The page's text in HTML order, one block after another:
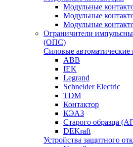
Модульные
Модульные
Модульные
Ограничители
(ОПС)
Силовые автоматические
ABB
IEK
Legrand
Schneider Electric
TDM
Контактор
КЭАЗ
Старого образца
DEKraft
Устройства защитного